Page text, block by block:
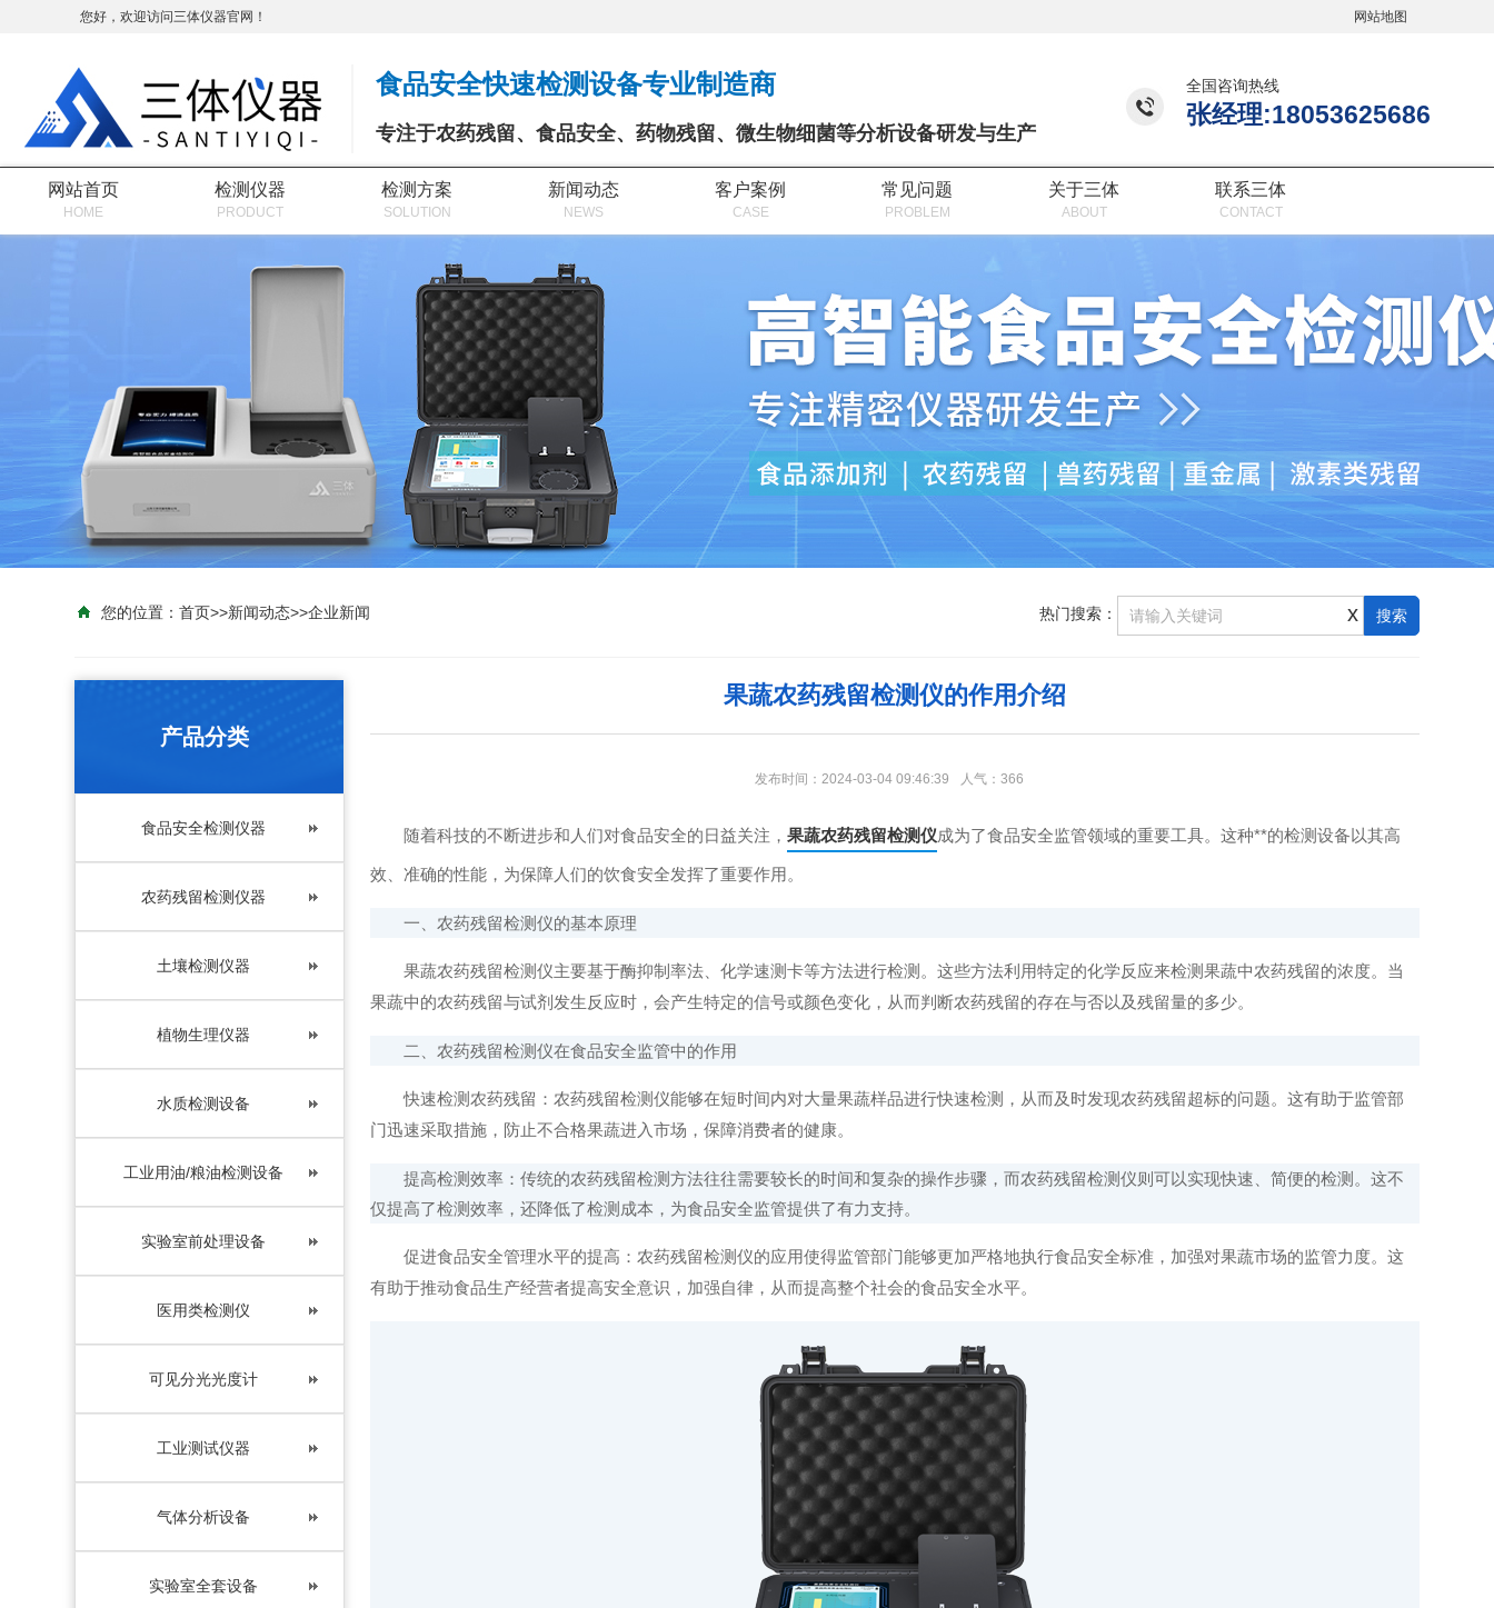
您好，欢迎访问三体仪器官网！ 网站地图
食品安全快速检测设备专业制造商
专注于农药残留、食品安全、药物残留、微生物细菌等分析设备研发与生产
全国咨询热线
张经理:18053625686
网站首页
HOME
检测仪器
PRODUCT
检测方案
SOLUTION
新闻动态
NEWS
客户案例
CASE
常见问题
PROBLEM
关于三体
ABOUT
联系三体
CONTACT
您的位置：首页>>新闻动态>>企业新闻 热门搜索： x
产品分类
食品安全检测仪器
农药残留检测仪器
土壤检测仪器
植物生理仪器
水质检测设备
工业用油/粮油检测设备
实验室前处理设备
医用类检测仪
可见分光光度计
工业测试仪器
气体分析设备
实验室全套设备
果蔬农药残留检测仪的作用介绍
发布时间：2024-03-04 09:46:39 人气：366
随着科技的不断进步和人们对食品安全的日益关注，果蔬农药残留检测仪成为了食品安全监管领域的重要工具。这种**的检测设备以其高
效、准确的性能，为保障人们的饮食安全发挥了重要作用。
一、农药残留检测仪的基本原理
果蔬农药残留检测仪主要基于酶抑制率法、化学速测卡等方法进行检测。这些方法利用特定的化学反应来检测果蔬中农药残留的浓度。当
果蔬中的农药残留与试剂发生反应时，会产生特定的信号或颜色变化，从而判断农药残留的存在与否以及残留量的多少。
二、农药残留检测仪在食品安全监管中的作用
快速检测农药残留：农药残留检测仪能够在短时间内对大量果蔬样品进行快速检测，从而及时发现农药残留超标的问题。这有助于监管部
门迅速采取措施，防止不合格果蔬进入市场，保障消费者的健康。
提高检测效率：传统的农药残留检测方法往往需要较长的时间和复杂的操作步骤，而农药残留检测仪则可以实现快速、简便的检测。这不
仅提高了检测效率，还降低了检测成本，为食品安全监管提供了有力支持。
促进食品安全管理水平的提高：农药残留检测仪的应用使得监管部门能够更加严格地执行食品安全标准，加强对果蔬市场的监管力度。这
有助于推动食品生产经营者提高安全意识，加强自律，从而提高整个社会的食品安全水平。